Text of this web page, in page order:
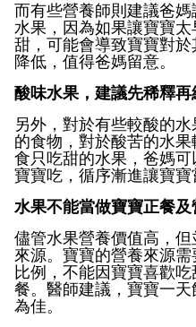
而有些營養師則建議爸媽
水果，因為如果讓寶寶
甜，可能會導致寶寶對
降低，值得爸媽留意。
酸味水果，建議先稀釋再
另外，對於有些較酸的
的食物，對於酸苦的水
食只吃甜的水果，爸媽
寶寶吃，循序漸進讓寶寶
水果不能當做寶寶正餐及
儘管水果營養價值高，
來源。寶寶的營養來源
比例，不能因寶寶喜歡
餐。醫師建議，寶寶一
為佳。